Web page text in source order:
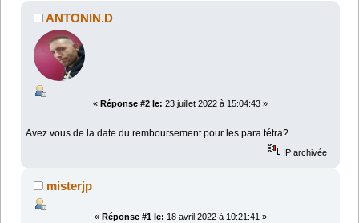
ANTONIN.D
« Réponse #2 le: 23 juillet 2022 à 15:04:43 »
Avez vous de la date du remboursement pour les para tétra?
IP archivée
misterjp
« Réponse #1 le: 18 avril 2022 à 10:21:41 »